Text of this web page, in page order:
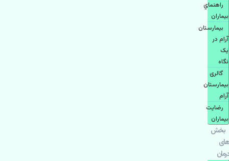
راهنماي
بیماران
بیمارستان
آرام در
یک
نگاه
گالری
بیمارستان
آرام
رضایت
بیماران
بخش
های
درمان